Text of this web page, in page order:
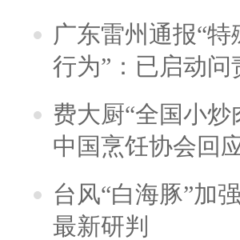
广东雷州通报“
行为”：已启动
费大厨“全国小
中国烹饪协会回
台风“白海豚”加
最新研判